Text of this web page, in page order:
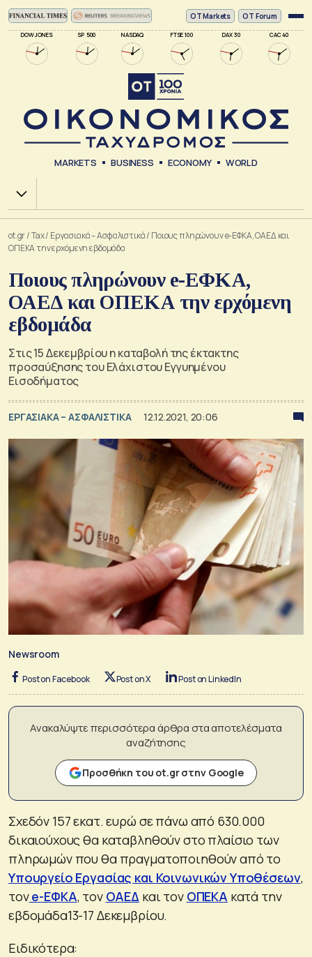
DOW JONES SP 500 NASDAQ FTSE 100 DAX 30 CAC 40
ΟΤ Markets OT Forum
MARKETS BUSINESS ECONOMY WORLD
Χ.Α.
ot.gr/Tax/ Εργασιακά – Ασφαλιστικά/ Ποιους πληρώνουν e-ΕΦΚΑ, ΟΑΕΔ και
ΟΠΕΚΑ την ερχόμενη εβδομάδα
Ποιους πληρώνουν e-ΕΦΚΑ,
ΟΑΕΔ και ΟΠΕΚΑ την ερχόμενη
εβδομάδα
Στις 15 Δεκεμβρίου η καταβολή της έκτακτης
προσαύξησης του Ελάχιστου Εγγυημένου
Εισοδήματος
ΕΡΓΑΣΙΑΚΑ – ΑΣΦΑΛΙΣΤΙΚΑ 12.12.2021, 20:06
Newsroom
Post on Facebook Post on X Post on LinkedIn
Ανακαλύψτε περισσότερα άρθρα στα αποτελέσματα
αναζήτησης
Προσθήκη του ot.gr στην Google
Σχεδόν 157 εκατ. ευρώ σε πάνω από 630.000
δικαιούχους θα καταβληθούν στο πλαίσιο των
πληρωμών που θα πραγματοποιηθούν από το
Υπουργείο Εργασίας και Κοινωνικών Υποθέσεων,
τονe-ΕΦΚΑ, τον ΟΑΕΔ και τον ΟΠΕΚΑ κατά την
εβδομάδα13-17 Δεκεμβρίου.
Ειδικότερα: